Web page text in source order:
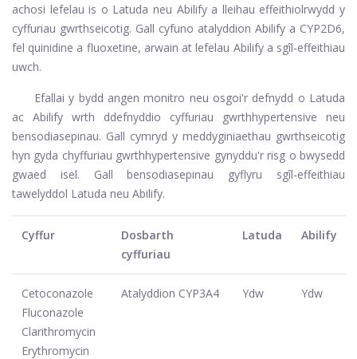
achosi lefelau is o Latuda neu Abilify a lleihau effeithiolrwydd y
cyffuriau gwrthseicotig. Gall cyfuno atalyddion Abilify a CYP2D6,
fel quinidine a fluoxetine, arwain at lefelau Abilify a sgîl-effeithiau
uwch.
Efallai y bydd angen monitro neu osgoi'r defnydd o Latuda
ac Abilify wrth ddefnyddio cyffuriau gwrthhypertensive neu
bensodiasepinau. Gall cymryd y meddyginiaethau gwrthseicotig
hyn gyda chyffuriau gwrthhypertensive gynyddu'r risg o bwysedd
gwaed isel. Gall bensodiasepinau gyflyru sgîl-effeithiau
tawelyddol Latuda neu Abilify.
Cyffur
Dosbarth
cyffuriau
Latuda Abilify
Cetoconazole
Fluconazole
Clarithromycin
Erythromycin
Atalyddion CYP3A4 Ydw Ydw